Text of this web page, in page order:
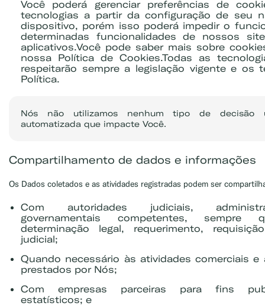
Você poderá gerenciar preferências de
tecnologias a partir da configuração de seu
dispositivo, porém isso poderá impedir o
determinadas funcionalidades de nossos
aplicativos.Você pode saber mais sobre
nossa Política de Cookies.Todas as
respeitarão sempre a legislação vigente e os
Política.
Nós não utilizamos nenhum tipo de decisão
automatizada que impacte Você.
Compartilhamento de dados e informações
Os Dados coletados e as atividades registradas podem ser
Com autoridades judiciais,
governamentais competentes, sempre
determinação legal, requerimento,
judicial;
Quando necessário às atividades comerciais e
prestados por Nós;
Com empresas parceiras para fins
estatísticos; e